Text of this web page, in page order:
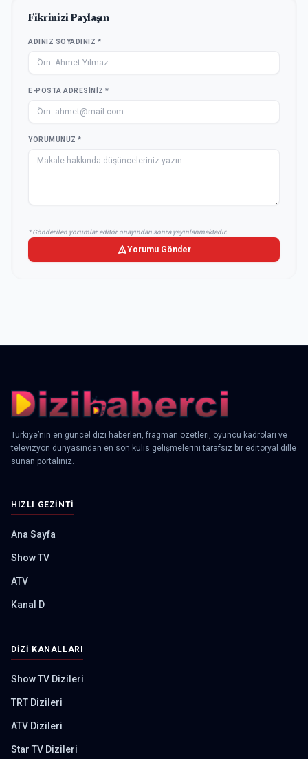
Fikrinizi Paylaşın
ADINIZ SOYADINIZ *
E-POSTA ADRESINIZ *
YORUMUNUZ *
* Gönderilen yorumlar editör onayından sonra yayınlanmaktadır.
Yorumu Gönder
Türkiye’nin en güncel dizi haberleri, fragman özetleri, oyuncu kadroları ve
televizyon dünyasından en son kulis gelişmelerini tarafsız bir editoryal dille
sunan portalınız.
HIZLI GEZINTI
Ana Sayfa
Show TV
ATV
Kanal D
DIZI KANALLARI
Show TV Dizileri
TRT Dizileri
ATV Dizileri
Star TV Dizileri